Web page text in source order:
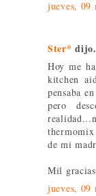
jueves, 09
Ster*
Hoy me
kitchen
pensaba
pero
de mi
Mil
jueves, 09